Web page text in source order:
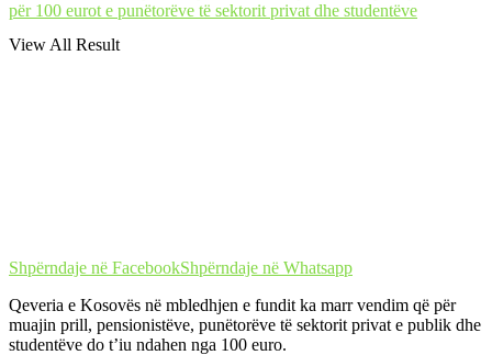
View All Result
Shpërndaje në FacebookShpërndaje në Whatsapp
Qeveria e Kosovës në mbledhjen e fundit ka marr vendim që për
muajin prill, pensionistëve, punëtorëve të sektorit privat e publik dhe
studentëve do t’iu ndahen nga 100 euro.